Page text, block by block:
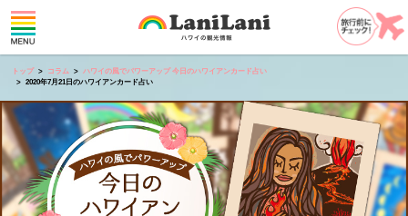
トップ コラム
ハワイの風でパワーアップ 今日のハワイアンカード占い
2020年7月21日のハワイアンカード占い